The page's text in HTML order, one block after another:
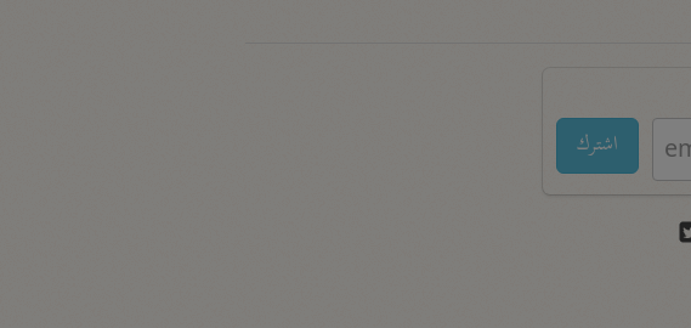
اشترك